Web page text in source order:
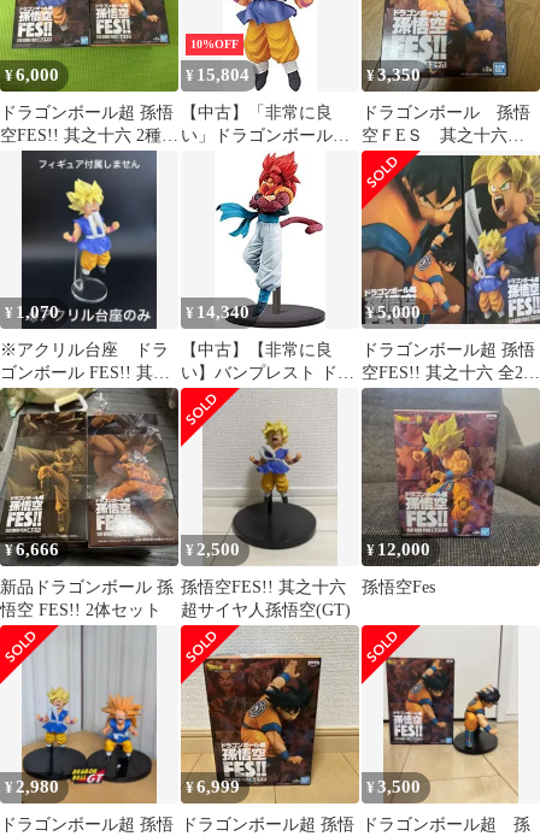
¥6,000
ドラゴンボール超 孫悟
空FES!! 其之十六 2種セ
10%OFF
¥ 15,804
【中古】「非常に良
い」ドラゴンボール超
孫悟空FES!! 其之十六
[1.超サイヤ人孫悟空(少
年)](単品)
¥3,350
ドラゴンボール 孫悟
空ＦEＳ 其之十六
フィギュア
¥ 1,070
※アクリル台座 ドラ
ゴンボール FES!! 其之
十六 孫悟空 超サイヤ
人 ②
¥ 14,340
【中古】【非常に良
い】バンプレスト ドラ
ゴンボール超 孫悟空
FES!! 其之十一 超サイ
ヤ人4ゴジータ フィギ
¥5,000
ドラゴンボール超 孫悟
空FES!! 其之十六 全2種
セット
¥6,666
新品ドラゴンボール 孫
悟空 FES!! 2体セット
¥ 2,500
孫悟空FES!! 其之十六
超サイヤ人孫悟空(GT)
¥12,000
孫悟空Fes
¥2,980
ドラゴンボール超 孫悟
¥6,999
ドラゴンボール超 孫悟
¥3,500
ドラゴンボール超 孫